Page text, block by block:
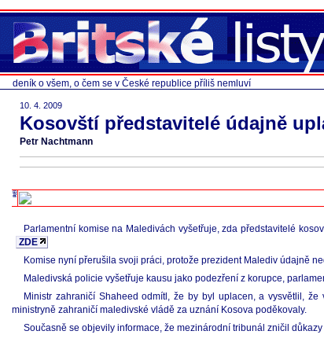
deník o všem, o čem se v České republice příliš nemluví
10. 4. 2009
Kosovští představitelé údajně
Petr Nachtmann
Parlamentní komise na Maledivách vyšetřuje, zda představitelé
ZDE
Komise nyní přerušila svoji práci, protože prezident Malediv údajně
Maledivská policie vyšetřuje kausu jako podezření z korupce,
Ministr zahraničí Shaheed odmítl, že by byl uplacen, a vysvětlil,
ministryně zahraničí maledivské vládě za uznání Kosova poděkovaly.
Současně se objevily informace, že mezinárodní tribunál zničil